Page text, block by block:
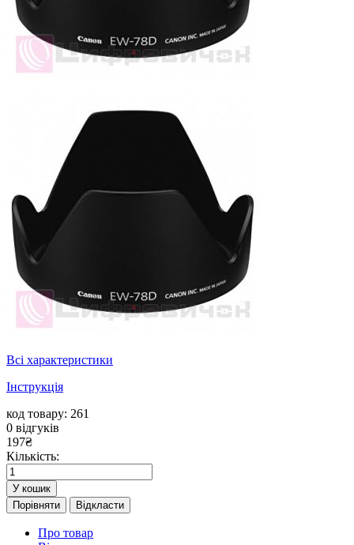
Всі характеристики
Інструкція
код товару: 261
0 відгуків
197₴
Кількість:
У кошик
Порівняти
Відкласти
Про товар